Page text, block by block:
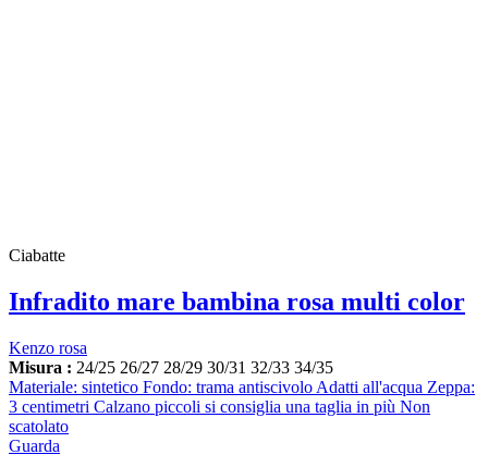
Ciabatte
Infradito mare bambina rosa multi color
Kenzo rosa
Misura : 24/25 26/27 28/29 30/31 32/33 34/35
Materiale: sintetico Fondo: trama antiscivolo Adatti all'acqua Zeppa:
3 centimetri Calzano piccoli si consiglia una taglia in più Non
scatolato
Guarda